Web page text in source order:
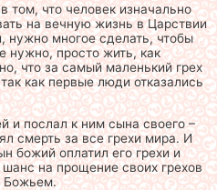
том, что человек изначально
на вечную жизнь в Царствии
нужно многое сделать, чтобы
нужно, просто жить, как
что за самый маленький грех
как первые люди отказались
и послал к ним сына своего –
смерть за все грехи мира. И
божий оплатил его грехи и
шанс на прощение своих грехов
Божьем.